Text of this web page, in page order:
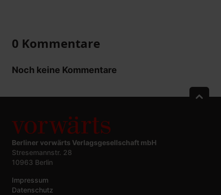
0 Kommentare
Noch keine Kommentare
Berliner vorwärts Verlagsgesellschaft mbH
Stresemannstr. 28
10963 Berlin
Impressum
Datenschutz